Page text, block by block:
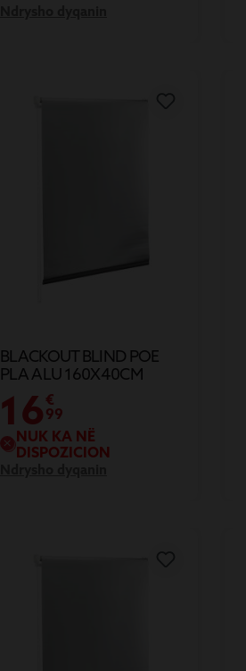
BLACKOUT BLIND POE
PLA ALU 160X40CM
16 €
99
NUK KA NË
DISPOZICION